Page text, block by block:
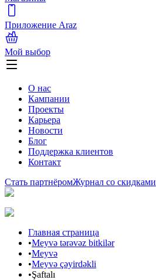
Приложение Araz
Мой выбор
О нас
Кампании
Проекты
Карьера
Новости
Блог
Поддержка клиентов
Контакт
Стать партнёромЖурнал со скидками
Главная страница
•Meyvə tərəvəz bitkilər
•Meyvə
•Meyvə çəyirdəkli
•Şaftalı